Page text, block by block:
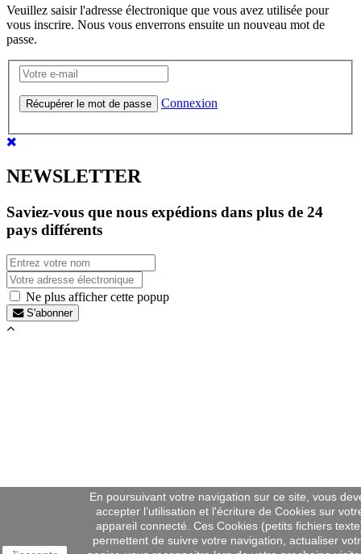
En poursuivant votre navigation sur ce site, vous
accepter l’utilisation et l'écriture de Cookies sur
appareil connecté. Ces Cookies (petits fichiers
permettent de suivre votre navigation, actualiser
Veuillez saisir l'adresse électronique que vous avez utilisée pour
vous inscrire. Nous vous enverrons ensuite un nouveau mot de
passe.
Récupérer le mot de passe Connexion
NEWSLETTER
Saviez-vous que nous expédions dans plus de 24
pays différents
Ne plus afficher cette popup
S'abonner